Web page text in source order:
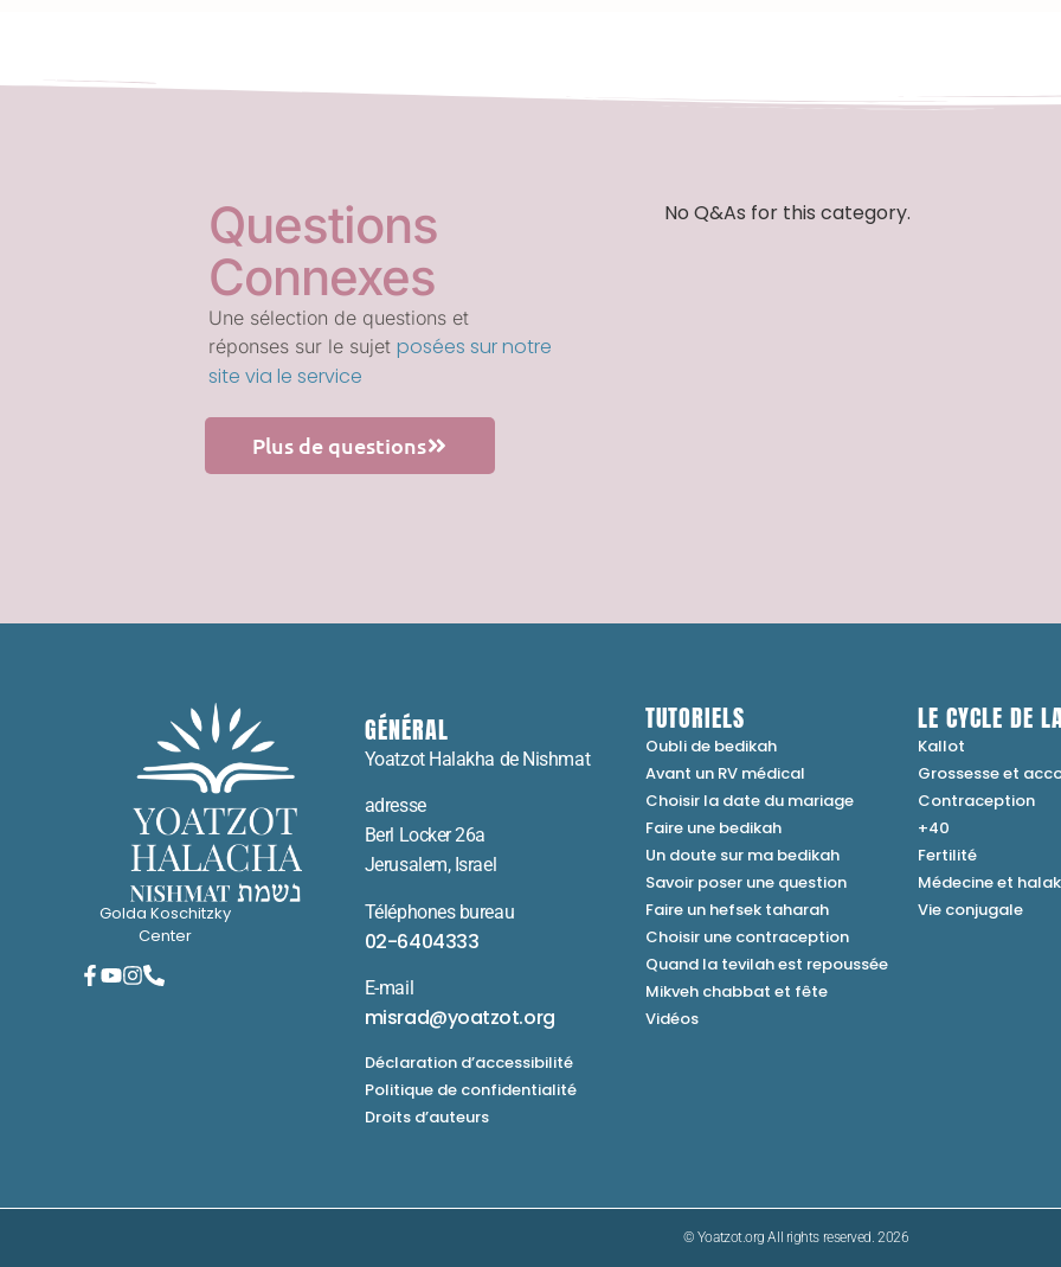
Questions
Connexes
Une sélection de questions et
réponses sur le sujet posées sur notre
site via le service
Plus de questions
No Q&As for this category.
Golda Koschitzky
Center
GÉNÉRAL
Yoatzot Halakha de Nishmat
adresse
Berl Locker 26a
Jerusalem, Israel
Téléphones bureau
02-6404333
E-mail
misrad@yoatzot.org
Déclaration d’accessibilité
Politique de confidentialité
Droits d’auteurs
TUTORIELS
Oubli de bedikah
Avant un RV médical
Choisir la date du mariage
Faire une bedikah
Un doute sur ma bedikah
Savoir poser une question
Faire un hefsek taharah
Choisir une contraception
Quand la tevilah est repoussée
Mikveh chabbat et fête
Vidéos
LE CYCLE DE
Kallot
Grossesse et
Contraception
+40
Fertilité
Médecine et
Vie conjugale
© Yoatzot.org All rights reserved. 2026